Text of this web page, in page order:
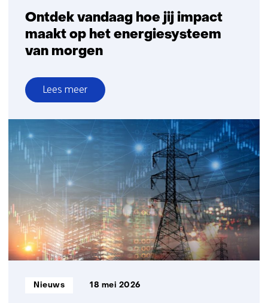
Ontdek vandaag hoe jij impact
maakt op het energiesysteem
van morgen
Lees meer
over
Ontdek
hoe
jij
impact
maakt
op
het
energiesysteem
van
morgen
Informatietype:
Nieuws 18 mei 2026